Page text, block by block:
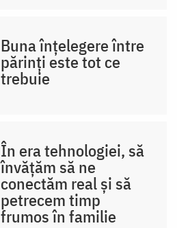
Buna înțelegere între
părinți este tot ce
trebuie
În era tehnologiei, să
învățăm să ne
conectăm real și să
petrecem timp
frumos în familie